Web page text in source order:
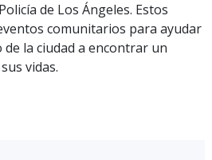
de Los Ángeles. Estos
comunitarios para ayudar
la ciudad a encontrar un
vidas.